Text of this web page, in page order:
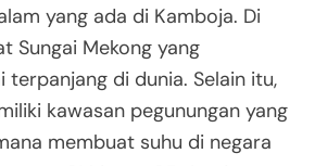
yang ada di Kamboja. Di
Sungai Mekong yang
terpanjang di dunia. Selain itu,
kawasan pegunungan yang
membuat suhu di negara